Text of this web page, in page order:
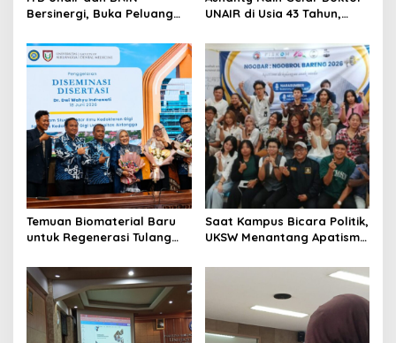
n
Bersinergi, Buka Peluang
Nasional
UNAIR di Usia 43 Tahun,
dan Azriel
Temuan Biomaterial Baru
untuk Regenerasi Tulang
Jadi Doktor di UNAIR
Saat Kampus Bicara Politik,
UKSW Menantang Apatisme